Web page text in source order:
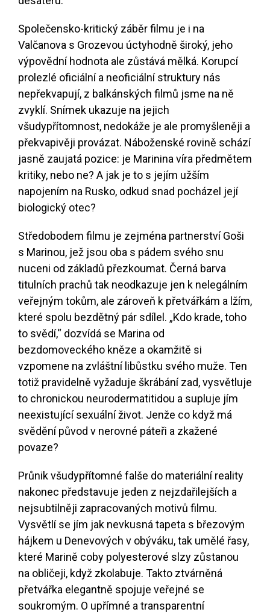
Společensko-kritický záběr filmu je i na
Valčanova s Grozevou úctyhodně široký, jeho
výpovědní hodnota ale zůstává mělká. Korupcí
prolezlé oficiální a neoficiální struktury nás
nepřekvapují, z balkánských filmů jsme na ně
zvyklí. Snímek ukazuje na jejich
všudypřítomnost, nedokáže je ale promyšleněji a
překvapivěji provázat. Náboženské rovině schází
jasně zaujatá pozice: je Marinina víra předmětem
kritiky, nebo ne? A jak je to s jejím užším
napojením na Rusko, odkud snad pocházel její
biologický otec?
Středobodem filmu je zejména partnerství Goši
s Marinou, jež jsou oba s pádem svého snu
nuceni od základů přezkoumat. Černá barva
titulních prachů tak neodkazuje jen k nelegálním
veřejným tokům, ale zároveň k přetvářkám a lžím,
které spolu bezdětný pár sdílel. „Kdo krade, toho
to svědí,“ dozvídá se Marina od
bezdomoveckého kněze a okamžitě si
vzpomene na zvláštní libůstku svého muže. Ten
totiž pravidelně vyžaduje škrábání zad, vysvětluje
to chronickou neurodermatitidou a supluje jím
neexistující sexuální život. Jenže co když má
svědění původ v nerovné páteři a zkažené
povaze?
Průnik všudypřítomné falše do materiální reality
nakonec představuje jeden z nejzdařilejších a
nejsubtilněji zapracovaných motivů filmu.
Vysvětlí se jím jak nevkusná tapeta s březovým
hájkem u Denevových v obýváku, tak umělé řasy,
které Marině coby polyesterové slzy zůstanou
na obličeji, když zkolabuje. Takto ztvárněná
přetvářka elegantně spojuje veřejné se
soukromým. O upřímné a transparentní